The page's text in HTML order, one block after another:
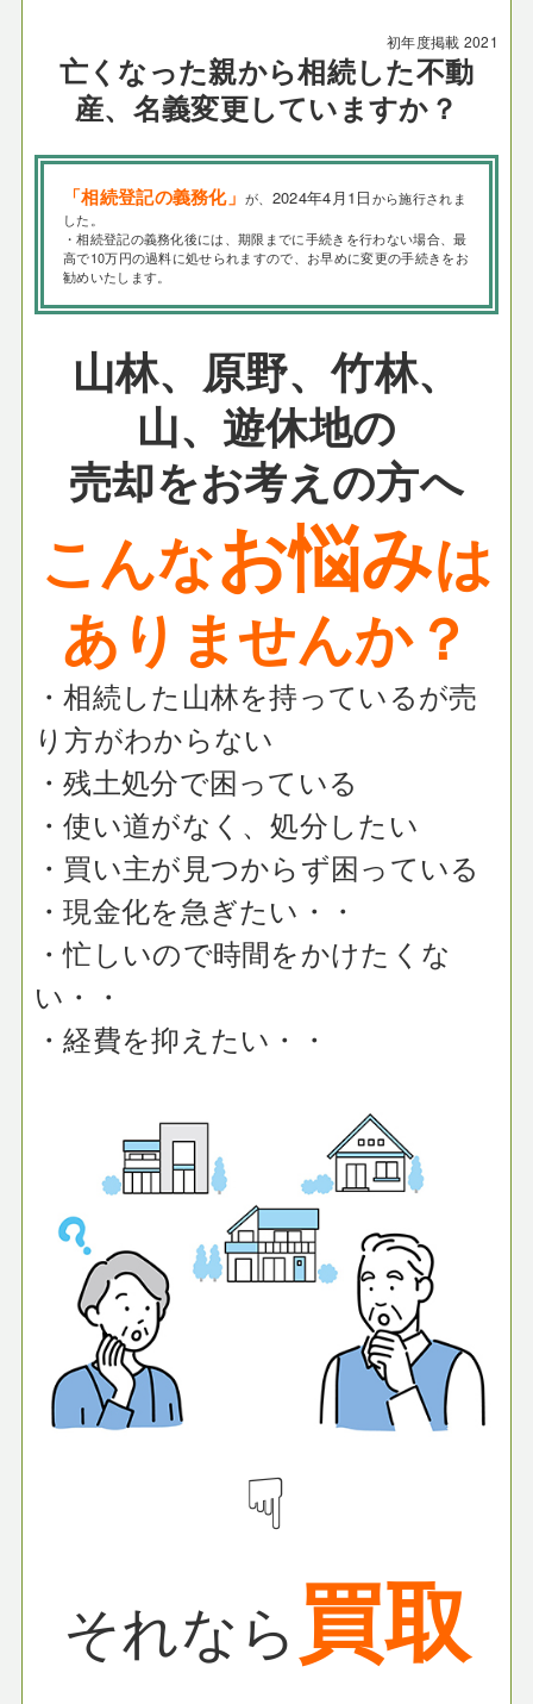
初年度掲載 2021
亡くなった親から相続した不動
産、名義変更していますか？
「相続登記の義務化」が、 2024年4月1日から施行されま
した。
・相続登記の義務化後には、期限までに手続きを行わない場合、最
高で10万円の過料に処せられますので、お早めに変更の手続きをお
勧めいたします。
山林、原野、竹林、
山、遊休地の
売却をお考えの方へ
こんなお悩みは
ありませんか？
・相続した山林を持っているが売
り方がわからない
・残土処分で困っている
・使い道がなく、処分したい
・買い主が見つからず困っている
・現金化を急ぎたい・・
・忙しいので時間をかけたくな
い・・
・経費を抑えたい・・
☟
それなら 買取